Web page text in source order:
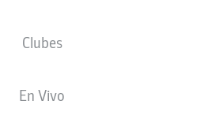
Clubes
En Vivo